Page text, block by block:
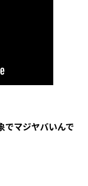
でマジヤバいんで